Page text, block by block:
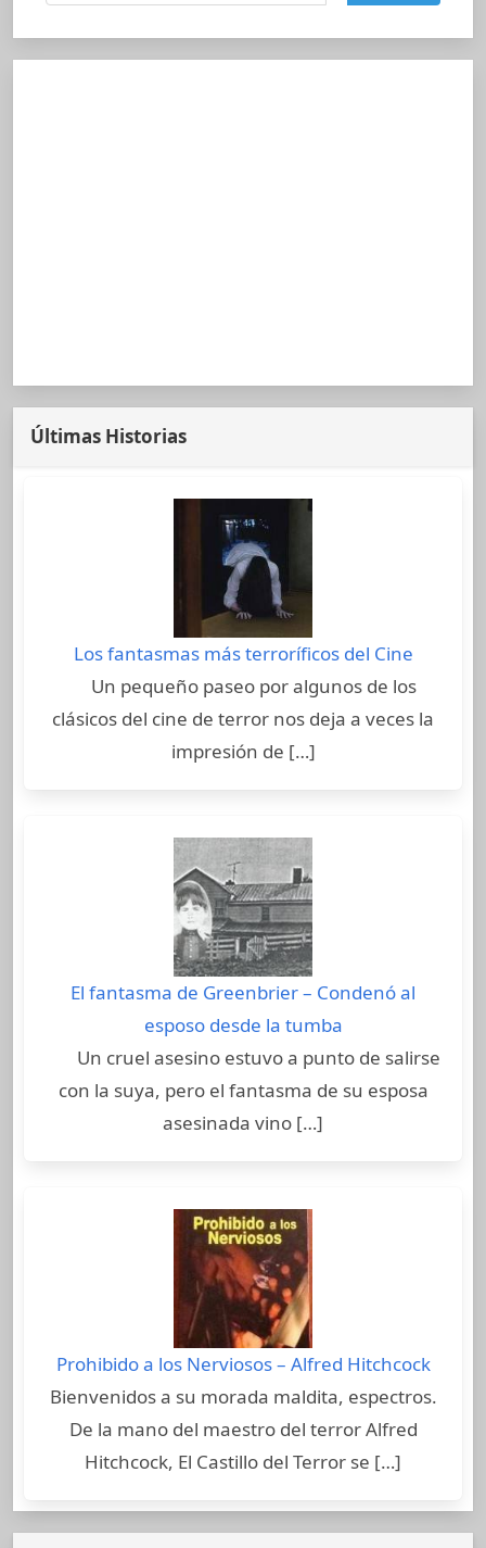
Últimas Historias
Los fantasmas más terroríficos del Cine
Un pequeño paseo por algunos de los
clásicos del cine de terror nos deja a veces la
impresión de […]
El fantasma de Greenbrier – Condenó al
esposo desde la tumba
Un cruel asesino estuvo a punto de salirse
con la suya, pero el fantasma de su esposa
asesinada vino […]
Prohibido a los Nerviosos – Alfred Hitchcock
Bienvenidos a su morada maldita, espectros.
De la mano del maestro del terror Alfred
Hitchcock, El Castillo del Terror se […]